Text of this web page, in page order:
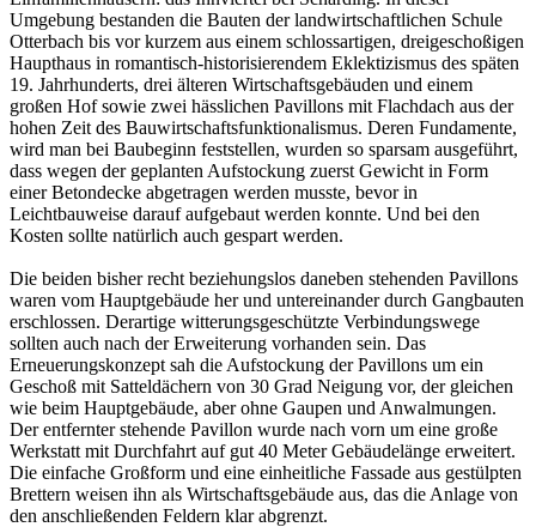
Umgebung bestanden die Bauten der landwirtschaftlichen Schule
Otterbach bis vor kurzem aus einem schlossartigen, dreigeschoßigen
Haupthaus in romantisch-historisierendem Eklektizismus des späten
19. Jahrhunderts, drei älteren Wirtschaftsgebäuden und einem
großen Hof sowie zwei hässlichen Pavillons mit Flachdach aus der
hohen Zeit des Bauwirtschaftsfunktionalismus. Deren Fundamente,
wird man bei Baubeginn feststellen, wurden so sparsam ausgeführt,
dass wegen der geplanten Aufstockung zuerst Gewicht in Form
einer Betondecke abgetragen werden musste, bevor in
Leichtbauweise darauf aufgebaut werden konnte. Und bei den
Kosten sollte natürlich auch gespart werden.
Die beiden bisher recht beziehungslos daneben stehenden Pavillons
waren vom Hauptgebäude her und untereinander durch Gangbauten
erschlossen. Derartige witterungsgeschützte Verbindungswege
sollten auch nach der Erweiterung vorhanden sein. Das
Erneuerungskonzept sah die Aufstockung der Pavillons um ein
Geschoß mit Satteldächern von 30 Grad Neigung vor, der gleichen
wie beim Hauptgebäude, aber ohne Gaupen und Anwalmungen.
Der entfernter stehende Pavillon wurde nach vorn um eine große
Werkstatt mit Durchfahrt auf gut 40 Meter Gebäudelänge erweitert.
Die einfache Großform und eine einheitliche Fassade aus gestülpten
Brettern weisen ihn als Wirtschaftsgebäude aus, das die Anlage von
den anschließenden Feldern klar abgrenzt.